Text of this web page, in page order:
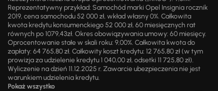
Reprezentatywny przykład: Samochód marki Opel Insignia rocznik
2019, cena samochodu 52 000 zł, wkład własny 0%. Całkowita
kwota kredytu konsumenckiego 52 000 zł, 60 miesięcznych rat
równych po 1079,43zł. Okres obowiązywania umowy: 60 miesięcy.
Oprocentowanie stałe w skali roku: 9,00%. Całkowita kwota do
zapłaty: 64 765,80 zł. Całkowity koszt kredytu: 12 765,80 zł (w tym
prowizja za udzielenie kredytu 1 040,00 zł, odsetki 11 725,80 zł).
Wyliczenie na dzień 11.12.2025 r. Zawarcie ubezpieczenia nie jest
warunkiem udzielenia kredytu.
Pokaż wszystko